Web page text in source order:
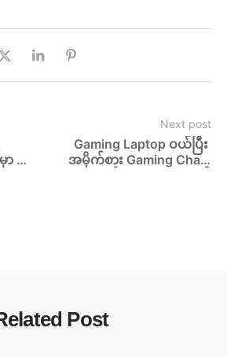
ာ
Next post
Gaming Laptop ဝယ်ပြီး
အမိုက်စား Gaming Chair
Post